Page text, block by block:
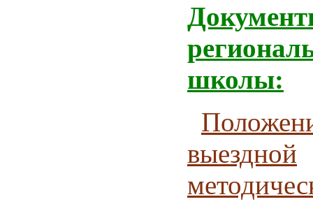
школы:
выездной